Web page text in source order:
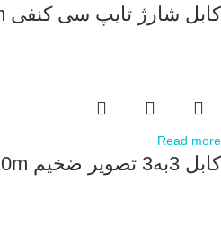
کابل شارژ تایپ سی کنفی P_NET kb-843 1m
Read more
کابل 3به3 تصویر ضخیم P_NET 20m